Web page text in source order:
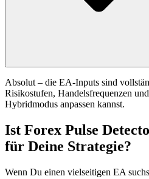
Absolut – die EA-Inputs sind
Risikostufen, Handelsfrequenzen
Hybridmodus anpassen kannst.
Ist Forex Pulse
für Deine Strategie?
Wenn Du einen vielseitigen EA